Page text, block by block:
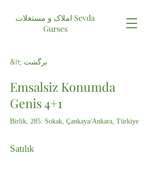
املاک و مستغلات Sevda
Gurses
&lt; برگشت
Emsalsiz Konumda
Genis 4+1
Birlik, 285. Sokak, Çankaya/Ankara, Türkiye
Satılık